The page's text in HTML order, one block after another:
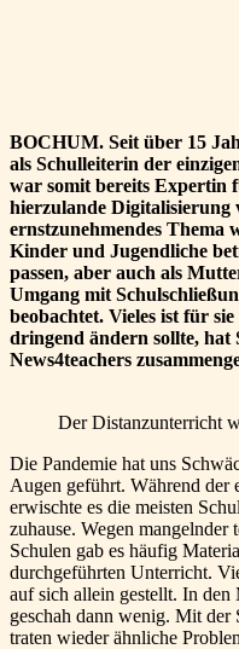
BOCHUM. Seit über 15
als Schulleiterin der
war somit bereits Expertin
hierzulande Digitalisierung
ernstzunehmendes Thema
Kinder und Jugendliche
passen, aber auch als
Umgang mit
beobachtet. Vieles ist für
dringend ändern sollte, hat
News4teachers
Der Distanzunterricht
Die Pandemie hat uns
Augen geführt. Während der
erwischte es die meisten
zuhause. Wegen
Schulen gab es häufig
durchgeführten Unterricht.
auf sich allein gestellt. In
geschah dann wenig. Mit der
traten wieder ähnliche